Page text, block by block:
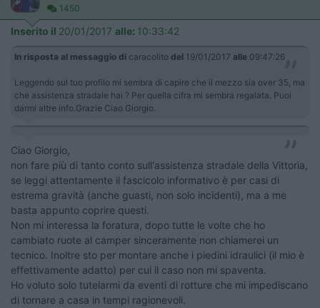
1450
Inserito il 20/01/2017 alle: 10:33:42
In risposta al messaggio di caracolito del 19/01/2017 alle 09:47:26
Leggendo sul tuo profilo mi sembra di capire che il mezzo sia over 35, ma
che assistenza stradale hai ? Per quella cifra mi sembra regalata. Puoi
darmi altre info.Grazie Ciao Giorgio.
Ciao Giorgio,
non fare più di tanto conto sull'assistenza stradale della Vittoria,
se leggi attentamente il fascicolo informativo è per casi di
estrema gravità (anche guasti, non solo incidenti), ma a me
basta appunto coprire questi.
Non mi interessa la foratura, dopo tutte le volte che ho
cambiato ruote al camper sinceramente non chiamerei un
tecnico. Inoltre sto per montare anche i piedini idraulici (il mio è
effettivamente adatto) per cui il caso non mi spaventa.
Ho voluto solo tutelarmi da eventi di rotture che mi impediscano
di tornare a casa in tempi ragionevoli.